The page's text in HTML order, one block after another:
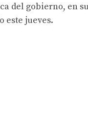
del gobierno, en
este jueves.